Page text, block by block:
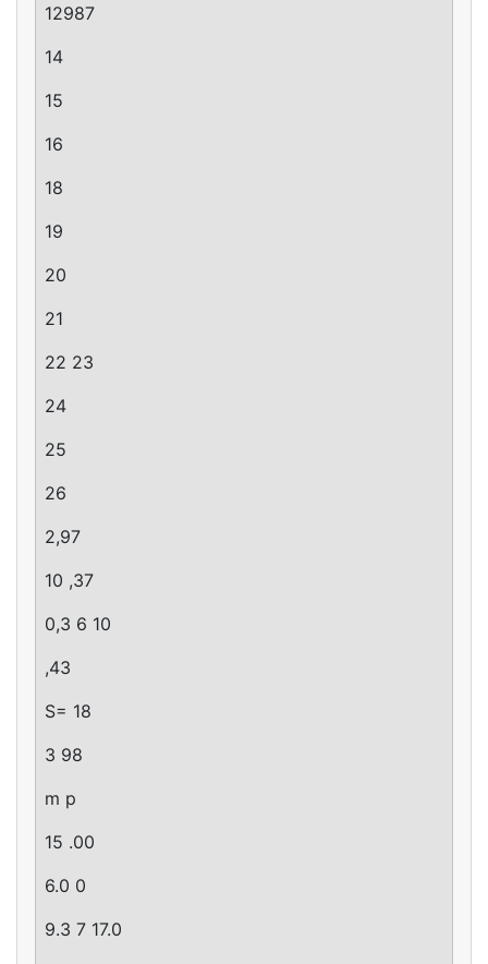
12987
14
15
16
18
19
20
21
22 23
24
25
26
2,97
10 ,37
0,3 6 10
,43
S= 18
3 98
m p
15 .00
6.0 0
9.3 7 17.0